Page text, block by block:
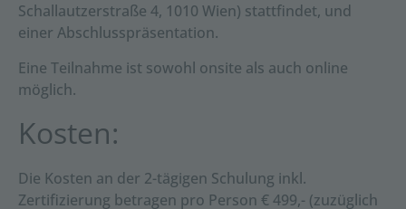
Schallautzerstraße 4, 1010 Wien) stattfindet, und
einer Abschlusspräsentation.
Eine Teilnahme ist sowohl onsite als auch online
möglich.
Kosten:
Die Kosten an der 2-tägigen Schulung inkl.
Zertifizierung betragen pro Person € 499,- (zuzüglich